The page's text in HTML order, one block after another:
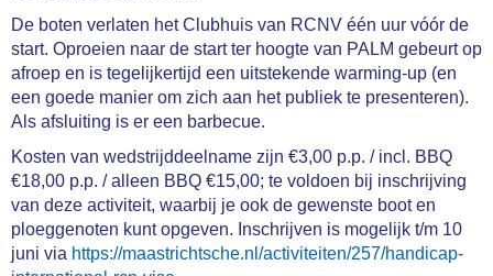
De boten verlaten het Clubhuis van RCNV een uur voor de
start. Oproeien naar de start ter hoogte van PALM gebeurt op
afroep en is tegelijkertijd een uitstekende warming-up (en
een goede manier om zich aan het publiek te presenteren).
Als afsluiting is er een barbecue.
Kosten van wedstrijddeelname zijn €3,00 p.p. / incl. BBQ
€18,00 p.p. / alleen BBQ €15,00; te voldoen bij inschrijving
van deze activiteit, waarbij je ook de gewenste boot en
ploeggenoten kunt opgeven. Inschrijven is mogelijk t/m 10
juni via https://maastrichtsche.nl/activiteiten/257/handicap-